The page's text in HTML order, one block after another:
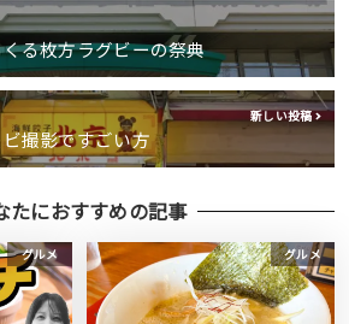
る枚方ラグビーの祭典
新しい投稿
撮影ですごい方
たにおすすめの記事
グルメ グルメ